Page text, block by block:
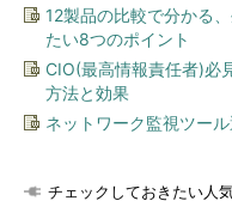
12製品の比較で分かる
たい8つのポイント
CIO(最高情報責任者)必
方法と効果
ネットワーク監視ツー
チェックしておきたい人